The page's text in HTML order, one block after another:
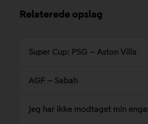
Relaterede opslag
Super Cup: PSG – Aston Villa
AGF – Sabah
Jeg har ikke modtaget min